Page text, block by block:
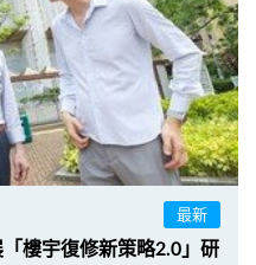
最新
樓宇復修新策略2.0」研